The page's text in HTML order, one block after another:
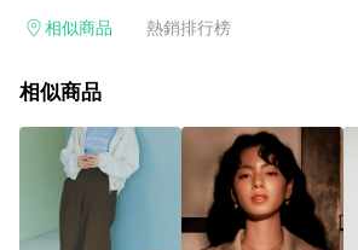
相似商品 熱銷排行榜
相似商品